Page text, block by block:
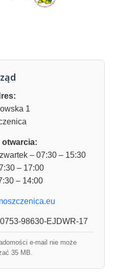
1
– 07:30 – 15:30
– 17:00
– 14:00
98630-EJDWR-17
e-mail nie może
35 MB.